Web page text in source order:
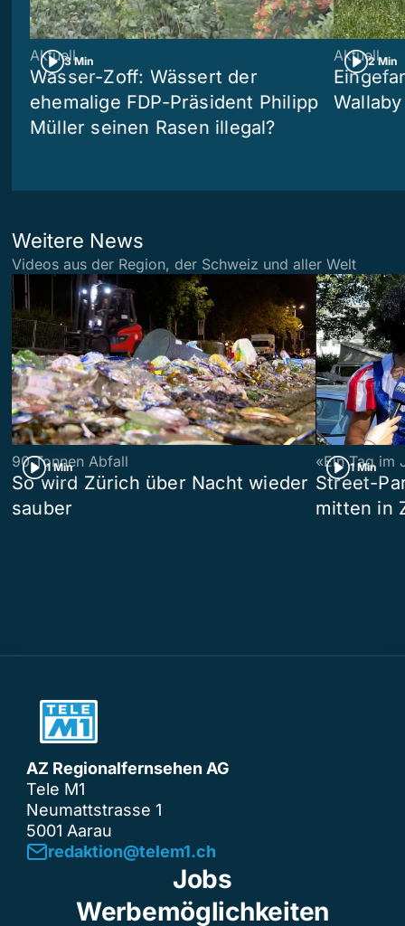
3 Min
Aktuell
Wasser-Zoff: Wässert der
ehemalige FDP-Präsident Philipp
Müller seinen Rasen illegal?
2 Min
Aktuell
Weitere News
Videos aus der Region, der Schweiz und aller Welt
1 Min
90 Tonnen Abfall
So wird Zürich über Nacht wieder
sauber
1 Min
«Ein Tag im
Street-
mitten in
AZ Regionalfernsehen AG
Tele M1
Neumattstrasse 1
5001 Aarau
redaktion@telem1.ch
Jobs
Werbemöglichkeiten